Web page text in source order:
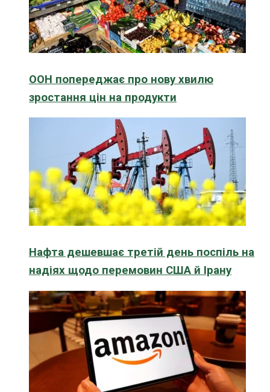
ООН попереджає про нову хвилю
зростання цін на продукти
Нафта дешевшає третій день поспіль на
надіях щодо перемовин США й Ірану